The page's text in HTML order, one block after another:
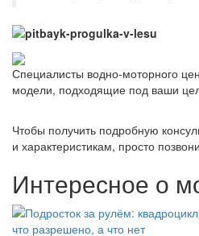
Специалисты водно-моторного
модели, подходящие под ваши
Чтобы получить подробную
и характеристикам, просто
Интересное о